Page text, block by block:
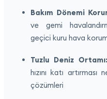
Bakım Dönemi
ve gemi
geçici kuru hava
Tuzlu Deniz Ortamı:
hızını katı
çözümleri